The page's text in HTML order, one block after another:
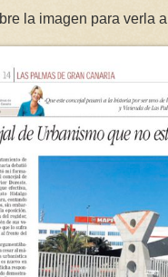
la imagen para verla